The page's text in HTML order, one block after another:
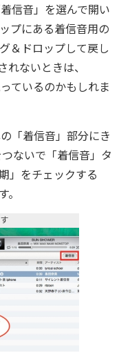
信音」を選んで開い
プにある着信音用の
＆ドロップして戻し
れないときは、
ているのかもしれま
「着信音」部分にき
ないで「着信音」タ
」をチェックする